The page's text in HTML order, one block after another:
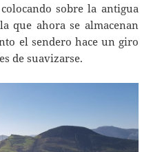
sobre la antigua
que ahora se almacenan
el sendero hace un giro
de suavizarse.